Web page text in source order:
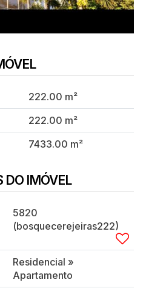
222.00 m²
222.00 m²
7433.00 m²
DO IMÓVEL
5820
(bosquecerejeiras222)
Residencial »
Apartamento